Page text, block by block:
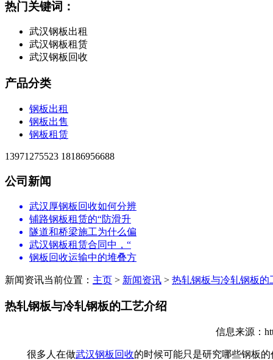
热门关键词：
武汉钢板出租
武汉钢板租赁
武汉钢板回收
产品分类
钢板出租
钢板出售
钢板租赁
13971275523 18186956688
公司新闻
武汉厚钢板回收如何分辨
铺路钢板租赁的“防滑升
隧道和桥梁施工为什么偏
武汉钢板租赁合同中，“
钢板回收运输中的堆叠方
新闻资讯当前位置： 主页 > 新闻资讯 > 热轧钢板与冷轧钢板的
热轧钢板与冷轧钢板的工艺介绍
信息来源：
很多人在做武汉钢板回收的时候可能只是研究哪些钢板